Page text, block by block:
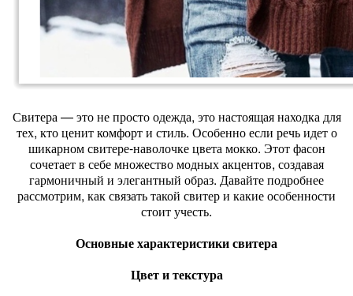
Свитера — это не просто одежда, это настоящая находка для
тех, кто ценит комфорт и стиль. Особенно если речь идет о
шикарном свитере-наволочке цвета мокко. Этот фасон
сочетает в себе множество модных акцентов, создавая
гармоничный и элегантный образ. Давайте подробнее
рассмотрим, как связать такой свитер и какие особенности
стоит учесть.
Основные характеристики свитера
Цвет и текстура